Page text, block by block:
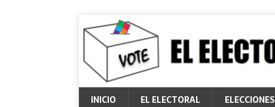
INICIO EL ELECTORAL ELECCIONES